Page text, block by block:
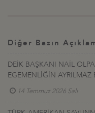
Diğer Basın
DEİK BAŞKANI NAİL
EGEMENLİĞİN AYRILMAZ
14 Temmuz 2026 Salı